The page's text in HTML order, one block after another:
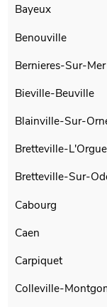
Bayeux
Benouville
Bernieres-Sur-Mer
Bieville-Beuville
Blainville-Sur-
Bretteville-
Bretteville-Sur-
Cabourg
Caen
Carpiquet
Colleville-